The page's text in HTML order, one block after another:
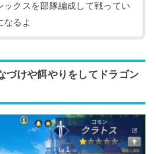
ックスを部隊編成して戦ってい
なるよ
づけや餌やりをしてドラゴン